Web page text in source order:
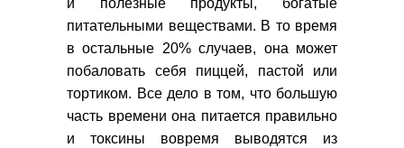
и полезные продукты, богатые
питательными веществами. В то время
в остальные 20% случаев, она может
побаловать себя пиццей, пастой или
тортиком. Все дело в том, что большую
часть времени она питается правильно
и токсины вовремя выводятся из